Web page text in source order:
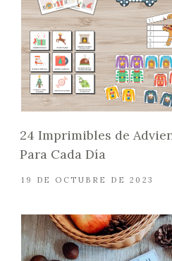
24 Imprimibles de
Para Cada Día
19 DE OCTUBRE DE 2023